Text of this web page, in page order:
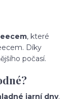
, které
Díky
počasí.
jarní dny.